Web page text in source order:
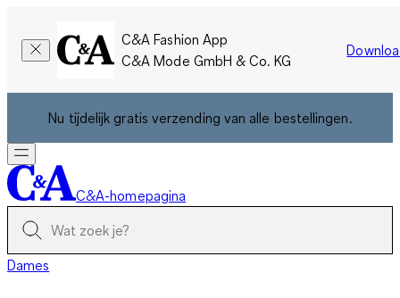
C&A Fashion App
C&A Mode GmbH & Co. KG
Nu tijdelijk gratis verzending van alle bestellingen.
C&A-homepagina
Dames